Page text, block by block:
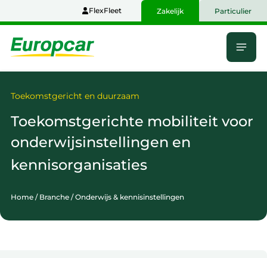
hoofdinhoud
FlexFleet Zakelijk Particulier
Home
Toekomstgericht en duurzaam
Toekomstgerichte mobiliteit voor
onderwijsinstellingen en
kennisorganisaties
Home/ Branche/Onderwijs & kennisinstellingen